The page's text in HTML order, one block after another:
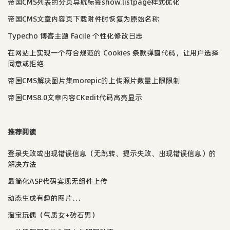
帝国CMS文章内容页下载附件时恢复为原始名称
Typecho 博客主题 Facile 个性化修改日志
在网站上实现一个符合规范的 Cookies 条款弹窗代码，让用户选择
同意或拒绝
帝国CMS解决图片集morepic的上传照片数量上限限制
帝国CMS8.0文章内容CKedit代码高亮显示
推荐阅读
登录失败或出现错误信息（无跳转、提示失败、出现错误信息）的
解决方法
最简化ASP代码实现无组件上传
动态生成有趣的图片…
淘宝玩偶（气质女+砖石男）